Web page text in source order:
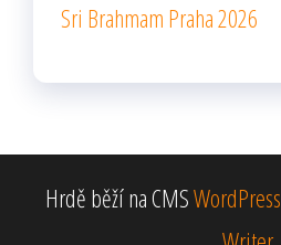
Sri Brahmam Praha 2026
Hrdě běží na CMSWordPress